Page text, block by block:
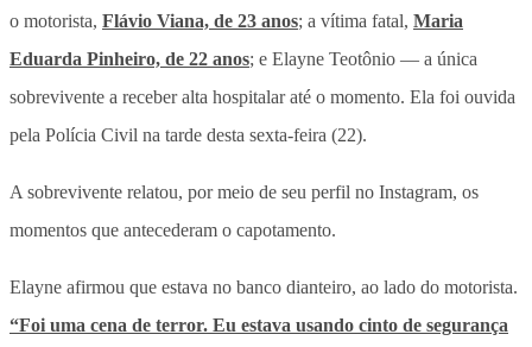
o motorista, Flávio Viana, de 23 anos; a vítima fatal, Maria
Eduarda Pinheiro, de 22 anos; e Elayne Teotônio — a única
sobrevivente a receber alta hospitalar até o momento. Ela foi ouvida
pela Polícia Civil na tarde desta sexta-feira (22).
A sobrevivente relatou, por meio de seu perfil no Instagram, os
momentos que antecederam o capotamento.
Elayne afirmou que estava no banco dianteiro, ao lado do motorista.
“Foi uma cena de terror. Eu estava usando cinto de segurança